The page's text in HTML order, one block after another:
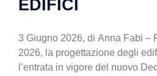
EDIFICI
3 Giugno 2026, di Anna Fabi –
2026, la progettazione degli
l’entrata in vigore del nuovo